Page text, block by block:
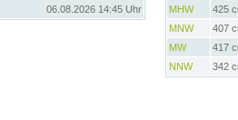
06.08.2026 14:45 Uhr
MHW
425
MNW
407
MW
417
NNW
342